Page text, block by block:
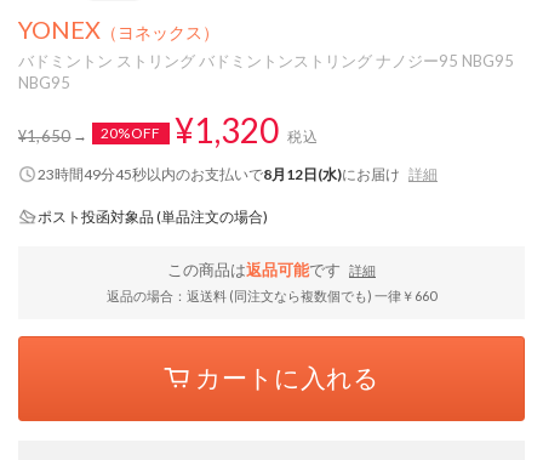
YONEX （ヨネックス）
バドミントン ストリング バドミントンストリング ナノジー95 NBG95
NBG95
¥1,650 20%OFF ¥1,320 税込
23時間49分44秒以内のお支払いで8月12日(水)にお届け 詳細
ポスト投函対象品 (単品注文の場合)
この商品は返品可能です
詳細
返品の場合：返送料 (同注文なら複数個でも) 一律￥660
カートに入れる